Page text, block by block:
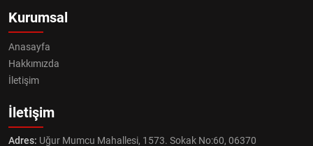
Kurumsal
Anasayfa
Hakkımızda
İletişim
İletişim
Adres: Uğur Mumcu Mahallesi, 1573. Sokak No:60, 06370